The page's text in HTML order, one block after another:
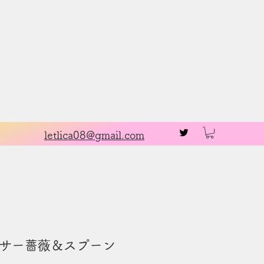
letlica08@gmail.com
ー薔薇＆スプーン